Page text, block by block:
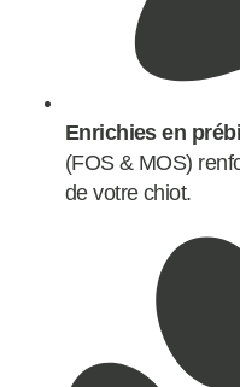
Enrichies en
(FOS & MOS)
de votre chiot.